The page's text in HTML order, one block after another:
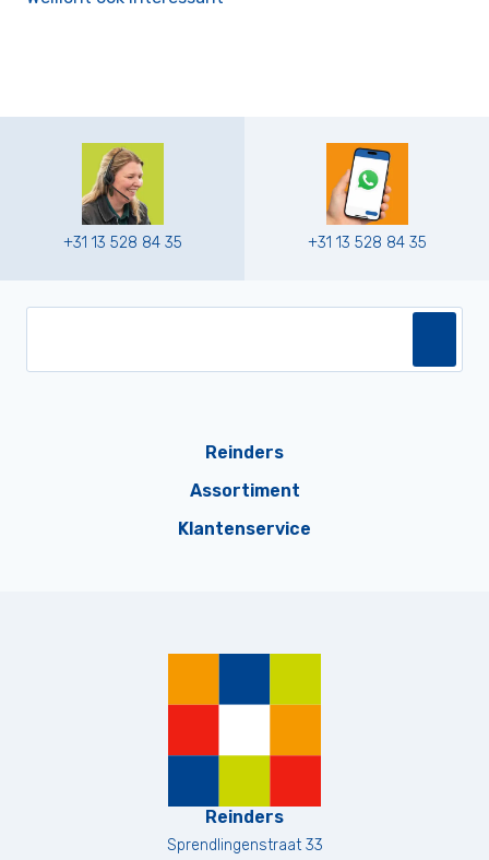
+31 13 528 84 35 +31 13 528 84 35
Reinders
Assortiment
Klantenservice
Reinders
Sprendlingenstraat 33